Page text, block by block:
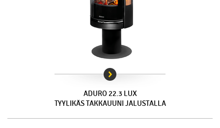
ADURO 22.3 LUX
TYYLIKÄS TAKKAUUNI JALUSTALLA